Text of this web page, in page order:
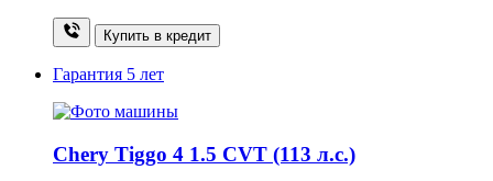
Купить в кредит
Гарантия 5 лет
Chery Tiggo 4 1.5 CVT (113 л.с.)